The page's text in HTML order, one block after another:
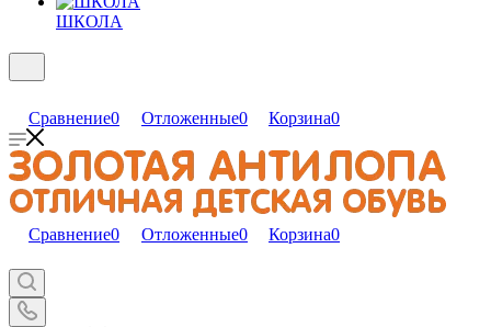
ШКОЛА
Сравнение0 Отложенные0 Корзина0
Сравнение0 Отложенные0 Корзина0